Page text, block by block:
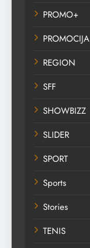
PROMO+
PROMOCIJA
REGION
SFF
SHOWBIZZ
SLIDER
SPORT
Sports
Stories
TENIS